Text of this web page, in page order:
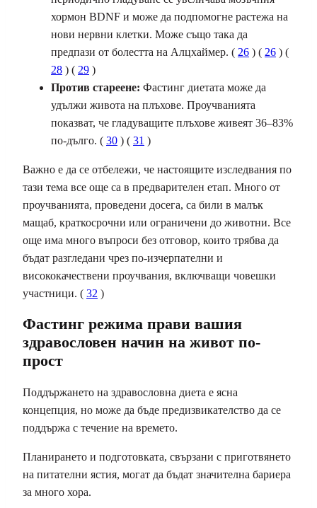
хормон BDNF и може да подпомогне растежа на
нови нервни клетки. Може също така да
предпази от болестта на Алцхаймер. ( 26 ) ( 26 ) (
28 ) ( 29 )
Против стареене: Фастинг диетата може да
удължи живота на плъхове. Проучванията
показват, че гладуващите плъхове живеят 36–83%
по-дълго. ( 30 ) ( 31 )
Важно е да се отбележи, че настоящите изследвания по
тази тема все още са в предварителен етап. Много от
проучванията, проведени досега, са били в малък
мащаб, краткосрочни или ограничени до животни. Все
още има много въпроси без отговор, които трябва да
бъдат разгледани чрез по-изчерпателни и
висококачествени проучвания, включващи човешки
участници. ( 32 )
Фастинг режима прави вашия
здравословен начин на живот по-
прост
Поддържането на здравословна диета е ясна
концепция, но може да бъде предизвикателство да се
поддържа с течение на времето.
Планирането и подготовката, свързани с приготвянето
на питателни ястия, могат да бъдат значителна бариера
за много хора.